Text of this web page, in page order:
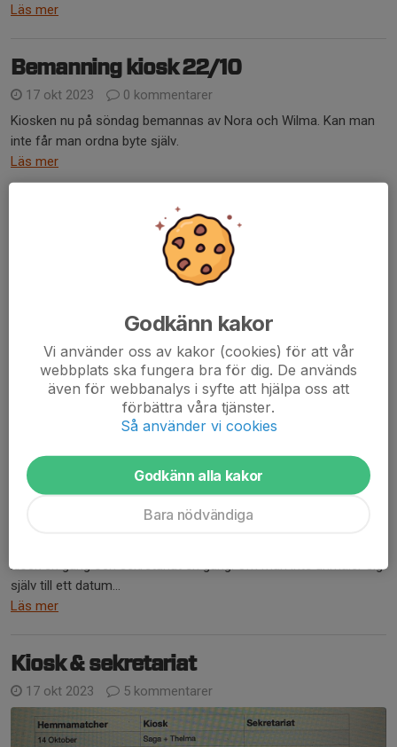
Läs mer
Bemanning kiosk 22/10
17 okt 2023
0 kommentarer
Kiosken nu på söndag bemannas av Nora och Wilma. Kan man
inte får man ordna byte själv.
Läs mer
Kiosk & sekretariat
0 kommentarer
Camilla och Lisa har lovat att hjälpa Kristina med att se till så
kiosk en gång och sekretariat en gång. Om man inte anmäler sig
själv till ett datum...
Läs mer
Kiosk & sekretariat
17 okt 2023 5 kommentarer
Godkänn kakor
Vi använder oss av kakor (cookies) för att vår
webbplats ska fungera bra för dig. De används
även för webbanalys i syfte att hjälpa oss att
förbättra våra tjänster.
Så använder vi cookies
Godkänn alla kakor
Bara nödvändiga